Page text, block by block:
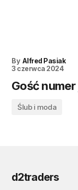
By Alfred Pasiak
3 czerwca 2024
Gość
Ślub i moda
d2traders